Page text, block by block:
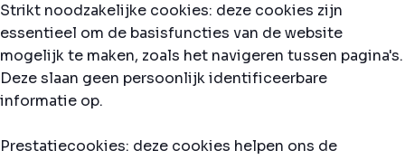
Strikt noodzakelijke cookies: deze cookies zijn
essentieel om de basisfuncties van de website
mogelijk te maken, zoals het navigeren tussen pagina's.
Deze slaan geen persoonlijk identificeerbare
informatie op.
Prestatiecookies: deze cookies helpen ons de